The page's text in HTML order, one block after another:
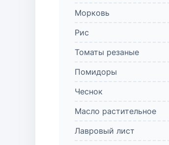
Морковь
Рис
Томаты резаные
Помидоры
Чеснок
Масло растительное
Лавровый лист